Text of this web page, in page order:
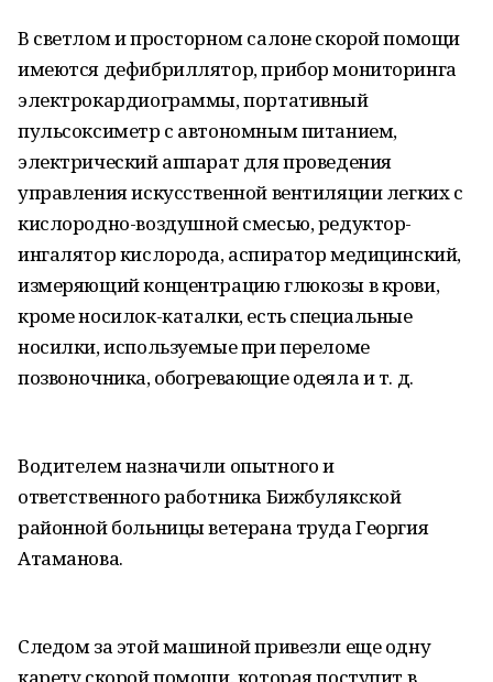
В светлом и просторном салоне скорой помощи
имеются дефибриллятор, прибор мониторинга
электрокардиограммы, портативный
пульсоксиметр с автономным питанием,
электрический аппарат для проведения
управления искусственной вентиляции легких с
кислородно-воздушной смесью, редуктор-
ингалятор кислорода, аспиратор медицинский,
измеряющий концентрацию глюкозы в крови,
кроме носилок-каталки, есть специальные
носилки, используемые при переломе
позвоночника, обогревающие одеяла и т. д.
Водителем назначили опытного и
ответственного работника Бижбулякской
районной больницы ветерана труда Георгия
Атаманова.
Следом за этой машиной привезли еще одну